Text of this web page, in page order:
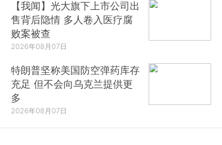
【我闻】光大旗下上市公司出
售背后隐情 多人卷入医疗腐
败案被查
2026年08月07日
特朗普坚称美国防空弹药库存
充足 但不会向乌克兰提供更
多
2026年08月07日